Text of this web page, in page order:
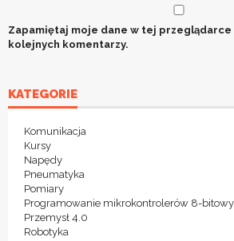
Zapamiętaj moje dane w tej przeglądarce
kolejnych komentarzy.
KATEGORIE
Komunikacja
Kursy
Napędy
Pneumatyka
Pomiary
Programowanie mikrokontrolerów 8-
Przemysł 4.0
Robotyka